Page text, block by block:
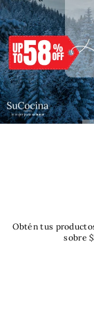
Obtén tus
sobre